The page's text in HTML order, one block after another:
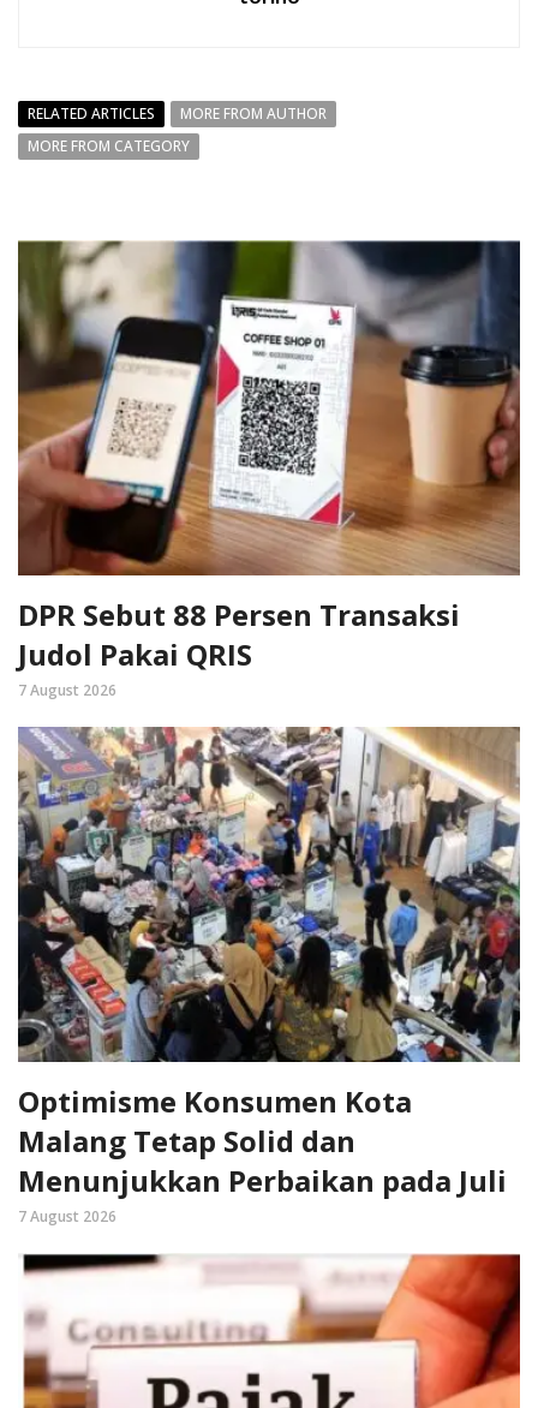
RELATED ARTICLES
MORE FROM AUTHOR
MORE FROM CATEGORY
DPR Sebut 88 Persen Transaksi
Judol Pakai QRIS
7 August 2026
Optimisme Konsumen Kota
Malang Tetap Solid dan
Menunjukkan Perbaikan pada Juli
7 August 2026